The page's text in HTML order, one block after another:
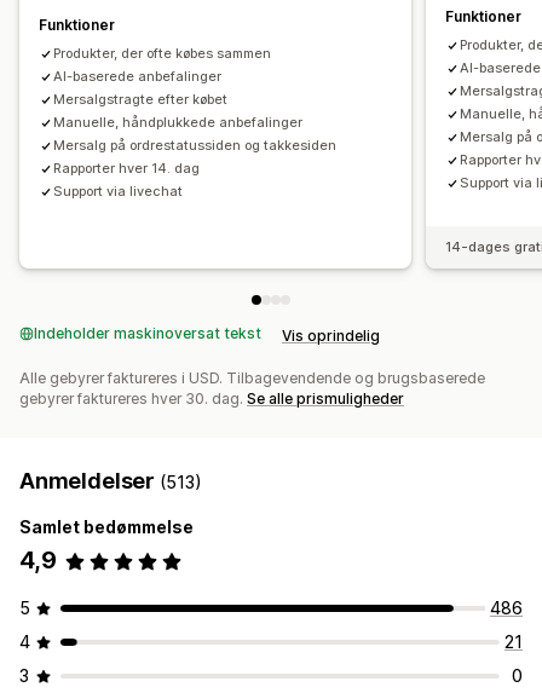
A/B-test Klikrater Konverteringsrater
Anbefalet ydeevne
Ydeevne af tragt
Dynamiske priser
Funktioner
Produkter, der ofte købes sammen
AI-baserede anbefalinger
Mersalgstragte efter købet
Manuelle, håndplukkede anbefalinger
Mersalg på ordrestatussiden og takkesiden
Rapporter hver 14. dag
Support via livechat
Funktioner
Produkter,
AI-
Manuelle,
Mersalg på
Rapporter
Support via
14-dages
Indeholder maskinoversat tekst Vis oprindelig
Alle gebyrer faktureres i USD. Tilbagevendende og brugsbaserede
gebyrer faktureres hver 30. dag. Se alle prismuligheder
Anmeldelser (513)
Samlet bedømmelse
4,9
5
486
4
21
3
0